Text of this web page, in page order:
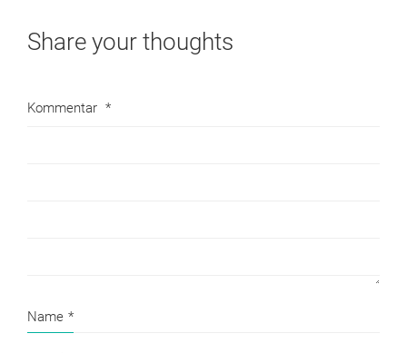
Share your thoughts
Kommentar *
Name *